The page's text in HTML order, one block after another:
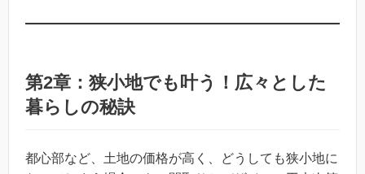
第2章：狭小地でも叶う！広々とした
暮らしの秘訣
都心部など、土地の価格が高く、どうしても狭小地に